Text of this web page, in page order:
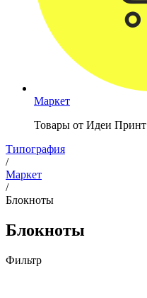
Маркет
Товары от Идеи Принт
Типография
/
Маркет
/
Блокноты
Блокноты
Фильтр